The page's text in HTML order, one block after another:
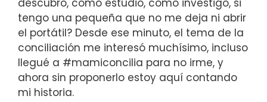
descubro, como estudio, como investigo, si
tengo una pequeña que no me deja ni abrir
el portátil? Desde ese minuto, el tema de la
conciliación me interesó muchísimo, incluso
llegué a #mamiconcilia para no irme, y
ahora sin proponerlo estoy aquí contando
mi historia.